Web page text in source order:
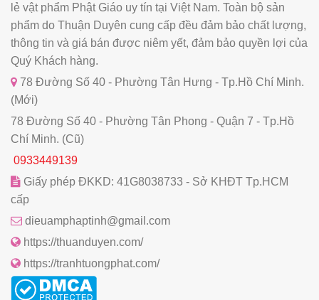
lẻ vật phẩm Phật Giáo uy tín tại Việt Nam. Toàn bộ sản
phẩm do Thuận Duyên cung cấp đều đảm bảo chất lượng,
thông tin và giá bán được niêm yết, đảm bảo quyền lợi của
Quý Khách hàng.
78 Đường Số 40 - Phường Tân Hưng - Tp.Hồ Chí Minh.
(Mới)
78 Đường Số 40 - Phường Tân Phong - Quận 7 - Tp.Hồ
Chí Minh. (Cũ)
0933449139
Giấy phép ĐKKD: 41G8038733 - Sở KHĐT Tp.HCM
cấp
dieuamphaptinh@gmail.com
https://thuanduyen.com/
https://tranhtuongphat.com/